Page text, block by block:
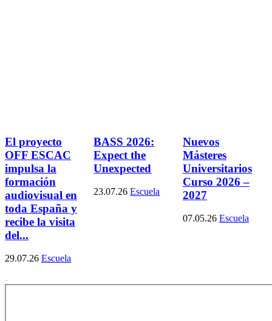
El proyecto
OFF ESCAC
impulsa la
formación
audiovisual en
toda España y
recibe la visita
del...
29.07.26 Escuela
BASS 2026:
Expect the
Unexpected
23.07.26 Escuela
Nuevos
Másteres
Universitarios
Curso 2026 –
2027
07.05.26 Escuela